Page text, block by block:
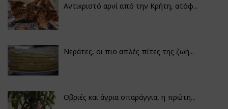
Αντικριστό αρνί από την Κρήτη, ατόφ...
Νεράτες, οι πιο απλές πίτες της ζωή...
Οβριές και άγρια σπαράγγια, η πρώτη...